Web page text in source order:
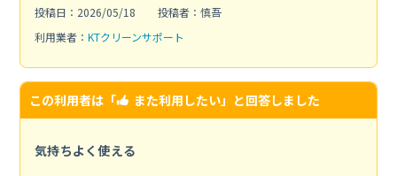
投稿日：2026/05/18
投稿者：慎吾
利用業者： KTクリーンサポート
この利用者は「 また利用したい」と回答しました
気持ちよく使える